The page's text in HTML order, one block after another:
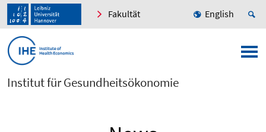
Fakultät English
Institut für Gesundheitsökonomie